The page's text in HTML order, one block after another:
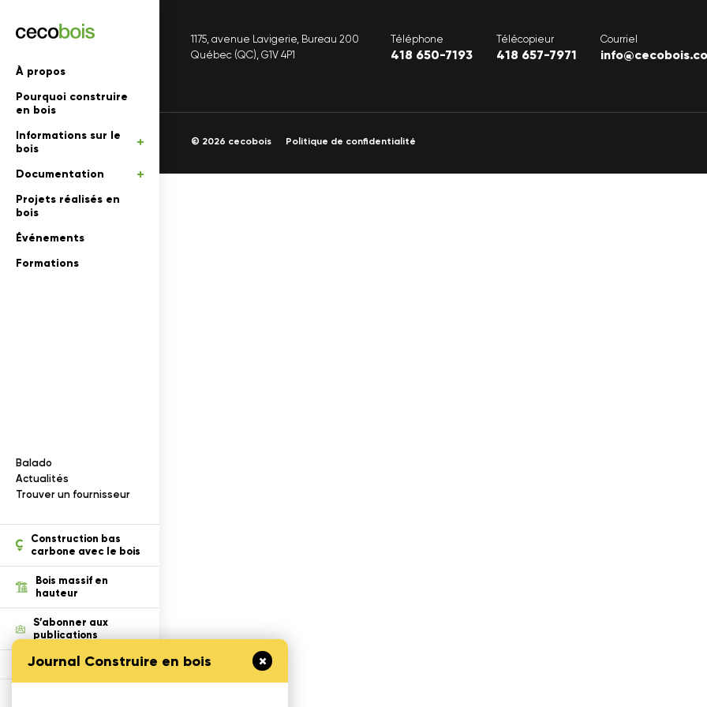
À propos
Pourquoi construire
en bois
Informations sur le
bois
Documentation
Projets réalisés en
bois
Événements
Formations
Balado
Actualités
Trouver un fournisseur
Construction bas
carbone avec le bois
Bois massif en
hauteur
S’abonner aux
publications
Défi Cecobois
Journal Construire en bois
des renseignements
s
en bois
dans un projet
Documentation
1175, avenue Lavigerie, Bureau 200
Québec (QC), G1V 4P1
Téléphone
418 650-7193
Télécopieur
418 657-7971
Courriel
© 2026 cecobois Politique de confidentialité